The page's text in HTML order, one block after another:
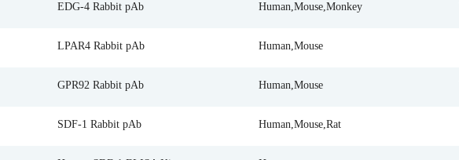
EDG-4 Rabbit pAb Human,Mouse,Monkey
LPAR4 Rabbit pAb Human,Mouse
GPR92 Rabbit pAb Human,Mouse
SDF-1 Rabbit pAb Human,Mouse,Rat